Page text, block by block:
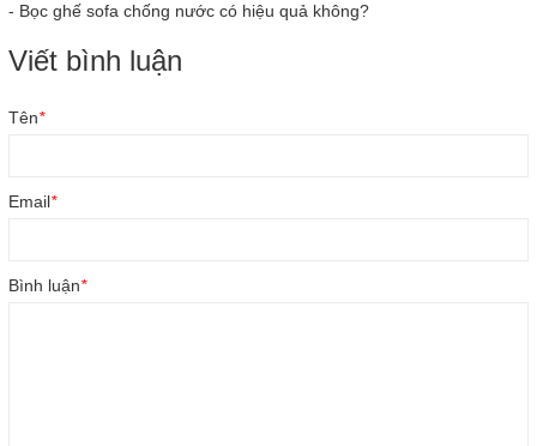
- Bọc ghế sofa chống nước có hiệu quả không?
Viết bình luận
Tên*
Email*
Bình luận*